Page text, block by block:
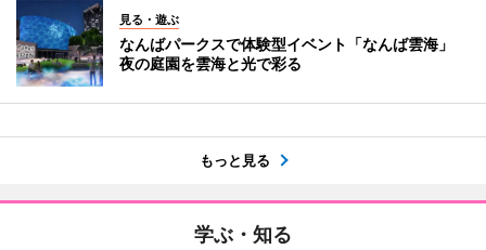
見る・遊ぶ
なんばパークスで体験型イベント「なんば雲海」
夜の庭園を雲海と光で彩る
もっと見る
学ぶ・知る